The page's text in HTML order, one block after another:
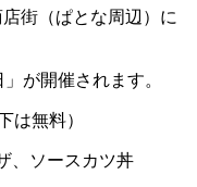
街（ぱとな周辺）に
が開催されます。
は無料）
、ソースカツ丼